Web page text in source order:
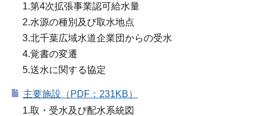
1.第4次拡張事業認可給水量
2.水源の種別及び取水地点
3.北千葉広域水道企業団からの受水
4.覚書の変遷
5.送水に関する協定
主要施設（PDF：231KB）
1.取・受水及び配水系統図